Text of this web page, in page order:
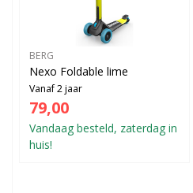
BERG
Nexo Foldable lime
Vanaf 2 jaar
79,00
Vandaag besteld, zaterdag in
huis!